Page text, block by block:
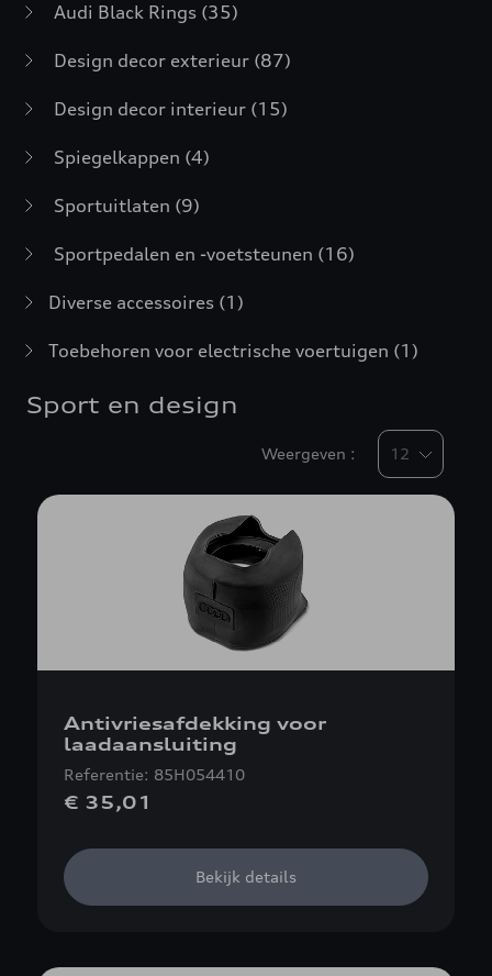
Audi Black Rings (35)
Design decor exterieur (87)
Design decor interieur (15)
Spiegelkappen (4)
Sportuitlaten (9)
Sportpedalen en -voetsteunen (16)
Diverse accessoires (1)
Toebehoren voor electrische voertuigen (1)
Sport en design
Weergeven :
Antivriesafdekking voor
laadaansluiting
Referentie: 85H054410
€ 35,01
Bekijk details